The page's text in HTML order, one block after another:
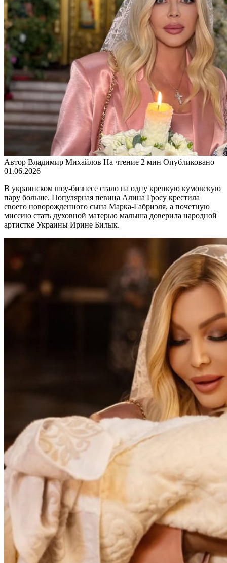
Автор Владимир Михайлов На чтение 2 мин Опубликовано
01.06.2026
В украинском шоу-бизнесе стало на одну крепкую кумовскую
пару больше. Популярная певица Алина Гросу крестила
своего новорожденного сына Марка-Габриэля, а почетную
миссию стать духовной матерью малыша доверила народной
артистке Украины Ирине Билык.